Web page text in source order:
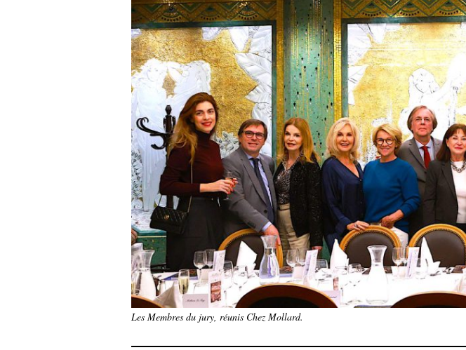
Les Membres du jury, réunis Chez Mollard.